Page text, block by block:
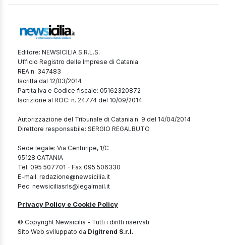
Editore: NEWSICILIA S.R.L.S.
Ufficio Registro delle Imprese di Catania
REA n. 347483
Iscritta dal 12/03/2014
Partita Iva e Codice fiscale: 05162320872
Iscrizione al ROC: n. 24774 del 10/09/2014
Autorizzazione del Tribunale di Catania n. 9 del 14/04/2014
Direttore responsabile: SERGIO REGALBUTO
Sede legale: Via Centuripe, 1/C
95128 CATANIA
Tel. 095 507701 - Fax 095 506330
E-mail: redazione@newsicilia.it
Pec: newsiciliasrls@legalmail.it
Privacy Policy e Cookie Policy
© Copyright Newsicilia - Tutti i diritti riservati
Sito Web sviluppato da Digitrend S.r.l.